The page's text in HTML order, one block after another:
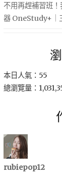
不用再趕補習班
器 OneStudy+｜
本日人氣：55
總瀏覽量：
rubiepop12